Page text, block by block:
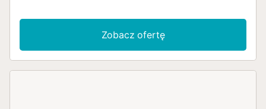
Zobacz ofertę